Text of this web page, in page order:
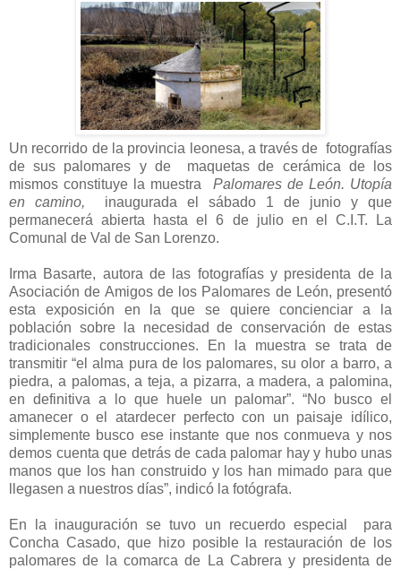
Un recorrido de la provincia leonesa, a través de fotografías
de sus palomares y de maquetas de cerámica de los
mismos constituye la muestra Palomares de León. Utopía
en camino, inaugurada
el sábado 1 de junio y que
permanecerá abierta hasta el 6 de julio en el C.I.T. La
Comunal de Val de San Lorenzo.
Irma Basarte, autora de las fotografías y presidenta de la
Asociación de Amigos de los Palomares de León, presentó
esta exposición en la que se quiere concienciar a la
población sobre la necesidad de conservación de estas
tradicionales construcciones. En la muestra se trata de
transmitir “el alma pura de los palomares, su olor a barro, a
piedra, a palomas, a teja, a pizarra, a madera, a palomina,
en definitiva a lo que huele un palomar”. “No busco el
amanecer o el atardecer perfecto con un paisaje idílico,
simplemente busco ese instante que nos conmueva y nos
demos cuenta que detrás de cada palomar hay y hubo unas
manos que los han construido y los han mimado para que
llegasen a nuestros días”, indicó la fotógrafa.
En la inauguración se tuvo un recuerdo especial para
Concha Casado, que hizo posible la restauración de los
palomares de la comarca de La Cabrera y presidenta de